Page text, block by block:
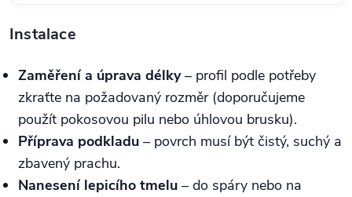
Instalace
Zaměření a úprava délky– profil podle potřeby
zkraťte na požadovaný rozměr (doporučujeme
použít pokosovou pilu nebo úhlovou brusku).
Příprava podkladu – povrch musí být čistý, suchý a
zbavený prachu.
Nanesení lepicího tmelu – do spáry nebo na